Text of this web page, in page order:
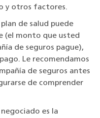
y otros factores.
plan de salud puede
(el monto que usted
de seguros pague),
Le recomendamos
de seguros antes
de comprender
es la